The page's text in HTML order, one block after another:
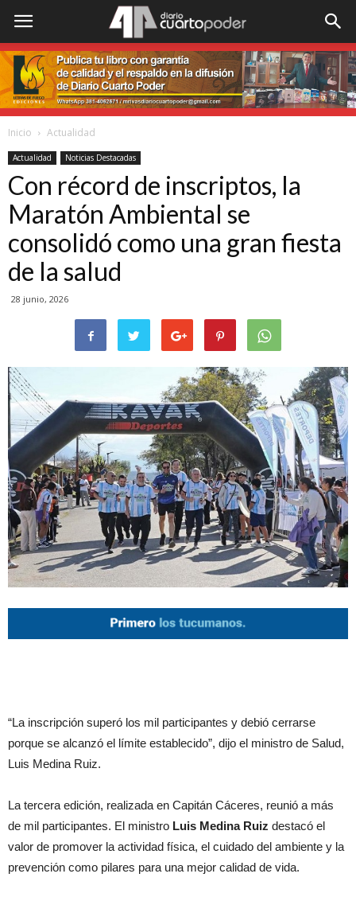
Inicio Actualidad
Actualidad Noticias Destacadas
Con récord de inscriptos, la
Maratón Ambiental se
consolidó como una gran fiesta
de la salud
28 junio, 2026
“La inscripción superó los mil participantes y debió cerrarse
porque se alcanzó el límite establecido”, dijo el ministro de Salud,
Luis Medina Ruiz.
La tercera edición, realizada en Capitán Cáceres, reunió a más
de mil participantes. El ministro Luis Medina Ruiz destacó el
valor de promover la actividad física, el cuidado del ambiente y la
prevención como pilares para una mejor calidad de vida.